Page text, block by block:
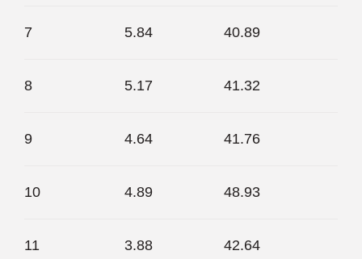
7 5.84 40.89
8 5.17 41.32
9 4.64 41.76
10 4.89 48.93
11 3.88 42.64